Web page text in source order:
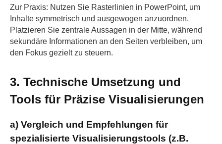
Zur Praxis: Nutzen Sie Rasterlinien in PowerPoint, um
Inhalte symmetrisch und ausgewogen anzuordnen.
Platzieren Sie zentrale Aussagen in der Mitte, während
sekundäre Informationen an den Seiten verbleiben, um
den Fokus gezielt zu steuern.
3. Technische Umsetzung und
Tools für Präzise Visualisierungen
a) Vergleich und Empfehlungen für
spezialisierte Visualisierungstools (z.B.